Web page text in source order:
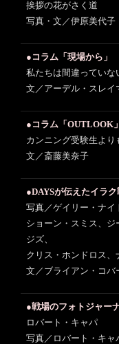
挨拶の花がさく道
写真・文／伊原美代子
●コラム「現場から」
私たちは間違っていな
文／アーデル・スレイ
●コラム「OUTLOOK
カンニング受験生よ
文／斎藤美奈子
●DAYSが伝えたイラク
写真／ゲイリー・ナ
ショーン・スミス、
ジズ、
クリス・ホンドロス、
文／ブライアン・コバ
●戦場のフォトジャー
ロバート・キャパ
写真／ロバート・キャ